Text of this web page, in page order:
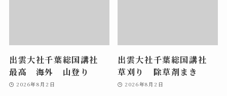
出雲大社千葉総国講社
最高 海外 山登り
2026年8月2日
出雲大社千葉総国講社
草刈り 除草剤まき
2026年8月2日